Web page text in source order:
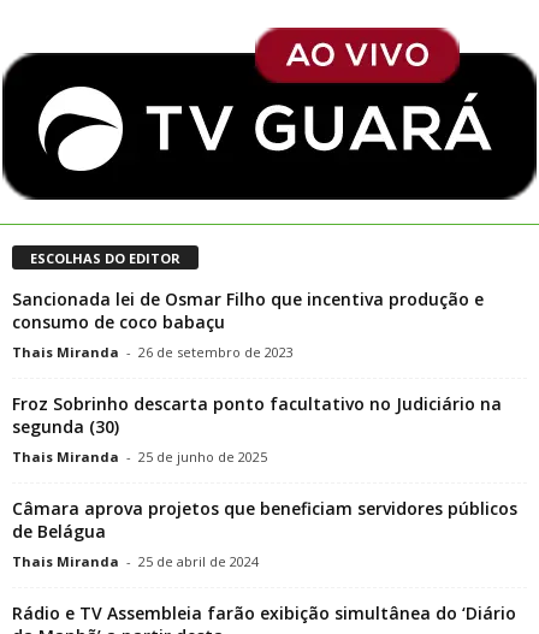
ESCOLHAS DO EDITOR
Sancionada lei de Osmar Filho que incentiva produção e
consumo de coco babaçu
Thais Miranda - 26 de setembro de 2023
Froz Sobrinho descarta ponto facultativo no Judiciário na
segunda (30)
Thais Miranda - 25 de junho de 2025
Câmara aprova projetos que beneficiam servidores públicos
de Belágua
Thais Miranda - 25 de abril de 2024
Rádio e TV Assembleia farão exibição simultânea do ‘Diário